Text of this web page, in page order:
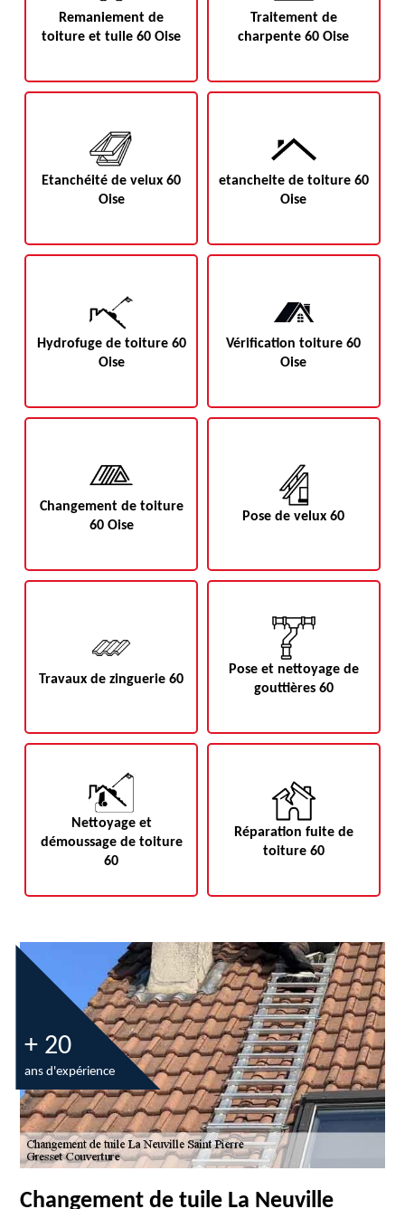
Remaniement de
toiture et tuile 60 Oise
Traitement de
charpente 60 Oise
Etanchéité de velux 60
Oise
etancheite de toiture 60
Oise
Hydrofuge de toiture 60
Oise
Vérification toiture 60
Oise
Changement de toiture
60 Oise
Pose de velux 60
Travaux de zinguerie 60
Pose et nettoyage de
gouttières 60
Nettoyage et
démoussage de toiture
60
Réparation fuite de
toiture 60
+ 20
ans d'expérience
Changement de tuile La Neuville